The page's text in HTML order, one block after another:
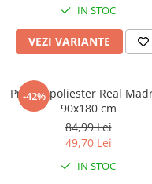
The Elf
Wednesday
FC Barcelona
La casa de papel
Minnie Mouse Disney
Super Wings
My Little Pony
Poopsie
Snoopy
Sofia Intai
FC Barcelona
Red Bull Racing
Monster High
IN STOC
VEZI VARIANTE
-42%
Prosop poliester Real
90x180 cm
84,99 Lei
49,70 Lei
IN STOC